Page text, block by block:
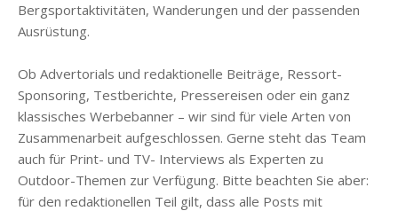
Bergsportaktivitäten, Wanderungen und der passenden
Ausrüstung.
Ob Advertorials und redaktionelle Beiträge, Ressort-
Sponsoring, Testberichte, Pressereisen oder ein ganz
klassisches Werbebanner – wir sind für viele Arten von
Zusammenarbeit aufgeschlossen. Gerne steht das Team
auch für Print- und TV- Interviews als Experten zu
Outdoor-Themen zur Verfügung. Bitte beachten Sie aber:
für den redaktionellen Teil gilt, dass alle Posts mit